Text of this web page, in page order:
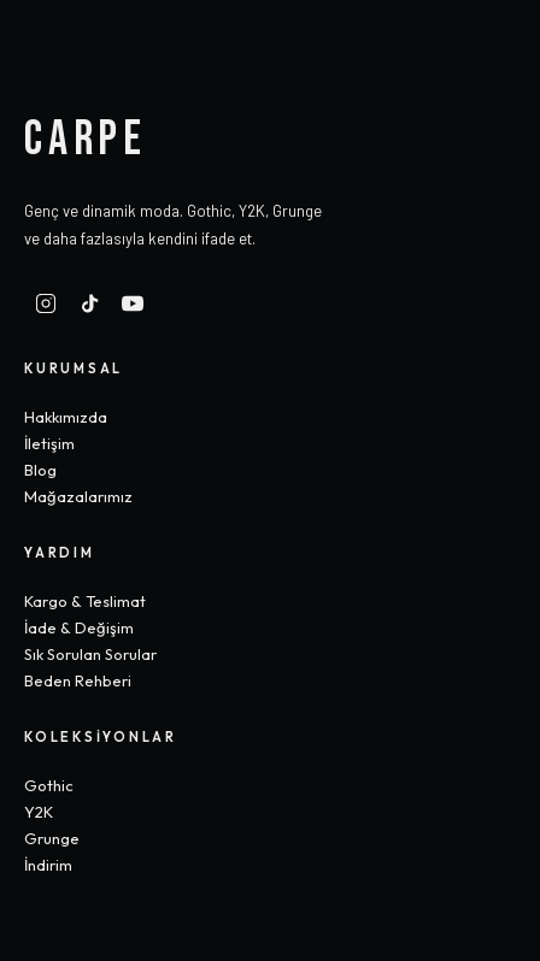
CARPE
Genç ve dinamik moda. Gothic, Y2K, Grunge
ve daha fazlasıyla kendini ifade et.
KURUMSAL
Hakkımızda
İletişim
Blog
Mağazalarımız
YARDIM
Kargo & Teslimat
İade & Değişim
Sık Sorulan Sorular
Beden Rehberi
KOLEKSIYONLAR
Gothic
Y2K
Grunge
İndirim